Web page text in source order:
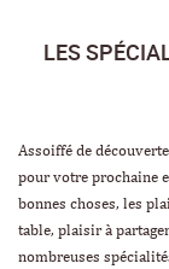
LES
Assoiffé de
pour votre prochaine
bonnes choses, les
table, plaisir à
nombreuses